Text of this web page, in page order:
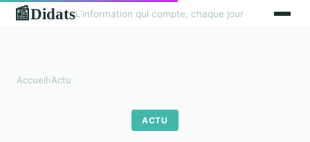
📰DidatsL'information qui compte, chaque jour
Accueil›Actu
ACTU